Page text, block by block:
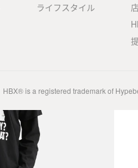
ライフスタイル
HBX® is a registered trademark of